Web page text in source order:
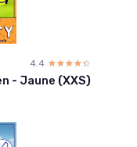
4.4 ☆☆☆☆☆
★★★★★
- Jaune (XXS)